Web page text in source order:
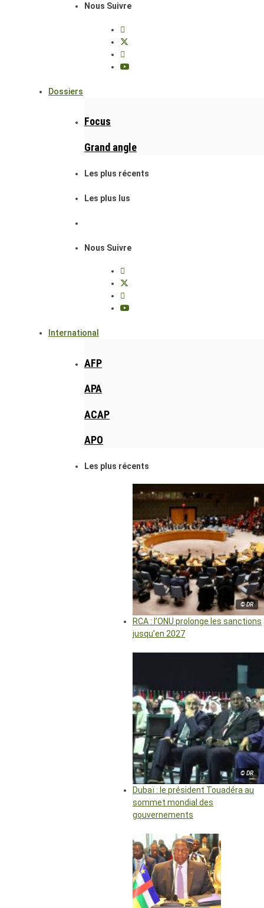
Nous Suivre
Dossiers
Focus
Grand angle
Les plus récents
Les plus lus
Nous Suivre
International
AFP
APA
ACAP
APO
Les plus récents
© DR
RCA : l’ONU prolonge les sanctions
jusqu’en 2027
© DR
Dubaï : le président Touadéra au
sommet mondial des
gouvernements